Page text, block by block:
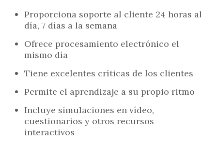
Proporciona soporte al cliente 24 horas al
día, 7 días a la semana
Ofrece procesamiento electrónico el
mismo día
Tiene excelentes críticas de los clientes
Permite el aprendizaje a su propio ritmo
Incluye simulaciones en vídeo,
cuestionarios y otros recursos
interactivos